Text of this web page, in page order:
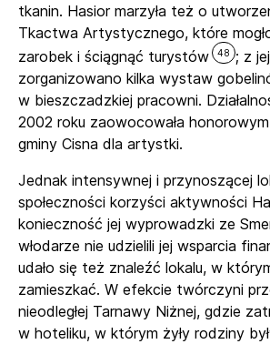
tkanin. Hasior marzyła też o
Tkactwa Artystycznego, które
zarobek i ściągnąć turystów
48
; z
zorganizowano kilka wystaw
w bieszczadzkiej pracowni.
2002 roku zaowocowała
gminy Cisna dla artystki.
Jednak intensywnej i przynoszącej
społeczności korzyści aktywności
konieczność jej wyprowadzki ze
włodarze nie udzielili jej wsparcia
udało się też znaleźć lokalu, w
zamieszkać. W efekcie twórczyni
nieodległej Tarnawy Niżnej, gdzie
w hoteliku, w którym żyły rodziny